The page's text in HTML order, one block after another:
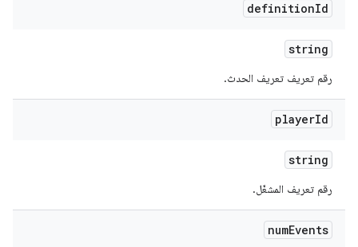
definitionId
string
رقم تعريف تعريف الحدث.
playerId
string
رقم تعريف المشغّل.
numEvents